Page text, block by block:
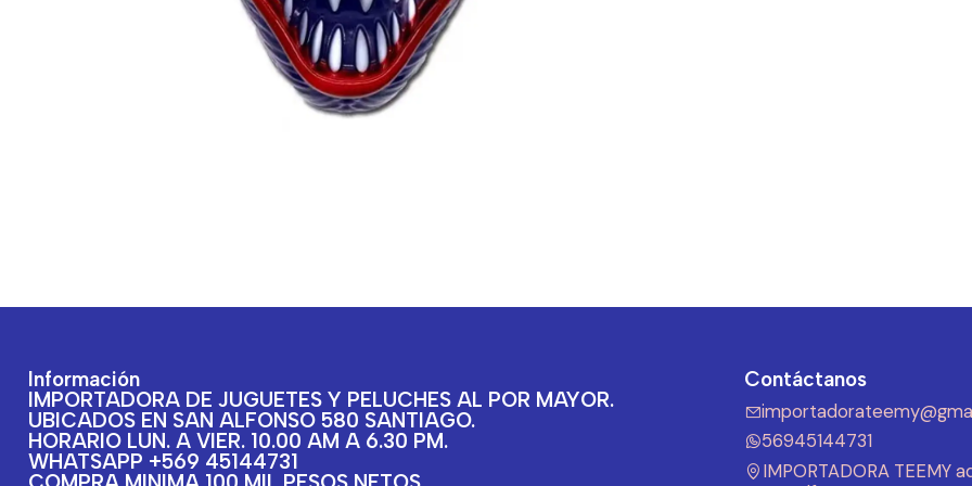
Información
IMPORTADORA DE JUGUETES Y PELUCHES AL POR MAYOR.
UBICADOS EN SAN ALFONSO 580 SANTIAGO.
HORARIO LUN. A VIER. 10.00 AM A 6.30 PM.
WHATSAPP +569 45144731
Contáctanos
56945144731
IMPORTADORA TEEMY